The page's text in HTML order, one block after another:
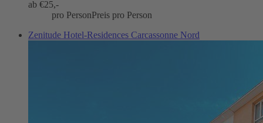
ab €25,-
pro PersonPreis pro Person
Zenitude Hotel-Residences Carcassonne Nord